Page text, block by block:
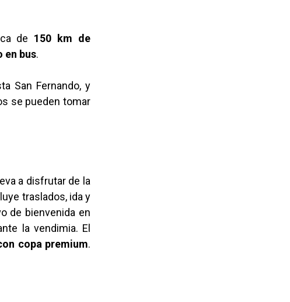
de 150 km de
en bus.
San Fernando, y
se pueden tomar
a disfrutar de la
traslados, ida y
de bienvenida en
la vendimia. El
copa premium.